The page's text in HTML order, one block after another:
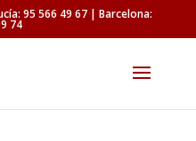
95 566 49 67 | Barcelona:
74